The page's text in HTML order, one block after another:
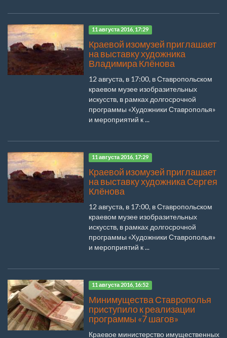
11 августа 2016, 17:29
Краевой изомузей приглашает
на выставку художника
Владимира Клёнова
12 августа, в 17:00, в Ставропольском
краевом музее изобразительных
искусств, в рамках долгосрочной
программы «Художники Ставрополья»
и мероприятий к ...
11 августа 2016, 17:29
Краевой изомузей приглашает
на выставку художника Сергея
Клёнова
12 августа, в 17:00, в Ставропольском
краевом музее изобразительных
искусств, в рамках долгосрочной
программы «Художники Ставрополья»
и мероприятий к ...
11 августа 2016, 16:52
Минимущества Ставрополья
приступило к реализации
программы «7 шагов»
Краевое министерство имущественных